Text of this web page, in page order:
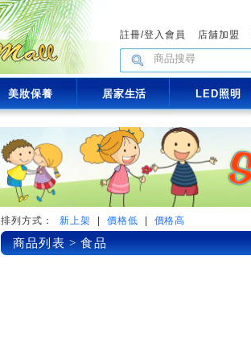
註冊/登入會員 店舖加盟
美妝保養 居家生活 LED照明
排列方式： 新上架 價格低 價格高
商品列表 > 食品